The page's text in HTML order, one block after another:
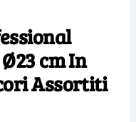
cm In
Assortiti